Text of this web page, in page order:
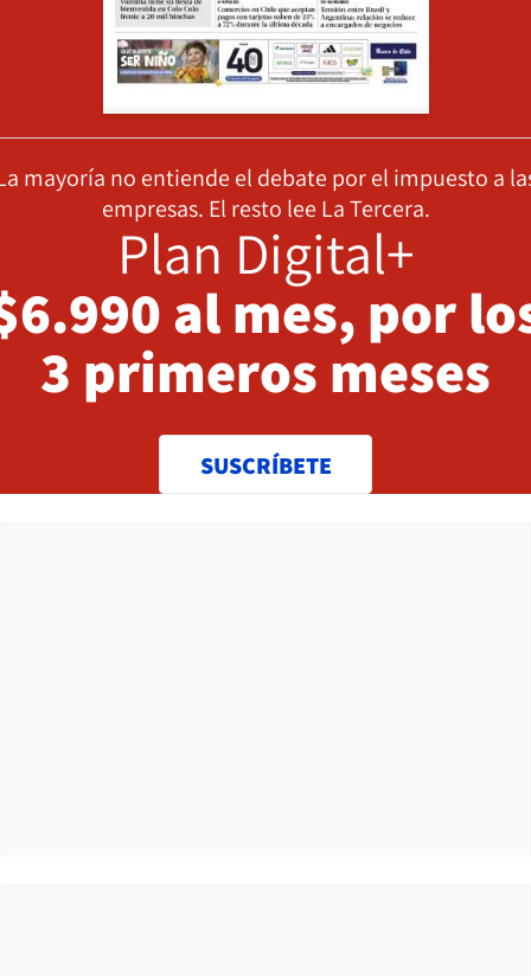
mayoría no entiende el debate por el impuesto a
empresas. El resto lee La Tercera.
Plan Digital+
al mes, por
3 primeros meses
SUSCRÍBETE